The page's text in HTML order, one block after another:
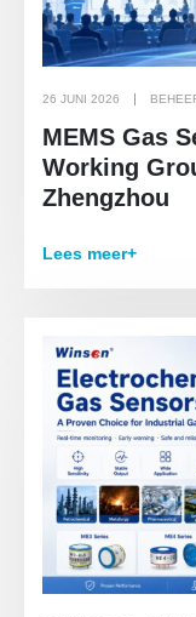
26 JUNI 2026
MEMS Gas
Working
Zhengzhou
Lees meer+